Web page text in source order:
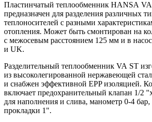
Пластинчатый теплообменник HANSA
предназначен для разделения различных
теплоносителей с разными
отопления. Может быть смонтирован на
с межосевым расстоянием 125 мм и в
и UK.
Разделительный теплообменник VA ST
из высоколегированной нержавеющей
и снабжен эффективной EPP изоляцией.
включает предохранительный клапан 1/2
для наполнения и слива, манометр 0-4
прокладки 1".